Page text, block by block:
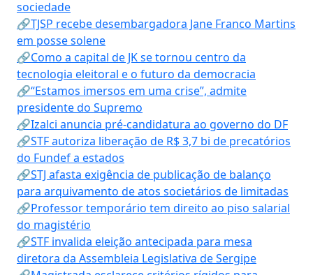
sociedade
🔗TJSP recebe desembargadora Jane Franco Martins
em posse solene
🔗Como a capital de JK se tornou centro da
tecnologia eleitoral e o futuro da democracia
🔗“Estamos imersos em uma crise”, admite
presidente do Supremo
🔗Izalci anuncia pré-candidatura ao governo do DF
🔗STF autoriza liberação de R$ 3,7 bi de precatórios
do Fundef a estados
🔗STJ afasta exigência de publicação de balanço
para arquivamento de atos societários de limitadas
🔗Professor temporário tem direito ao piso salarial
do magistério
🔗STF invalida eleição antecipada para mesa
diretora da Assembleia Legislativa de Sergipe